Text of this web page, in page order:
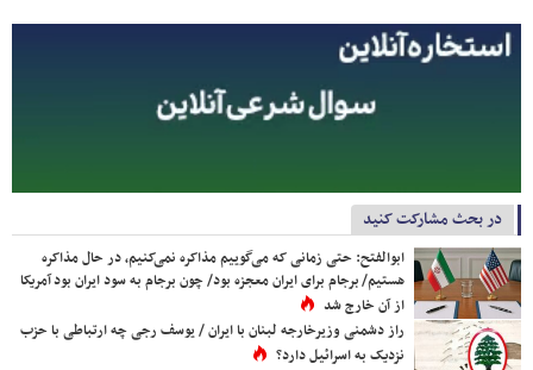
در بحث مشارکت کنید
ابوالفتح: حتی زمانی که می‌گوییم مذاکره نمی‌کنیم، در حال مذاکره
هستیم/ برجام برای ایران معجزه بود/ چون برجام به سود ایران بود آمریکا
از آن خارج شد
راز دشمنی وزیرخارجه لبنان با ایران / یوسف رجی چه ارتباطی با حزب
نزدیک به اسرائیل دارد؟